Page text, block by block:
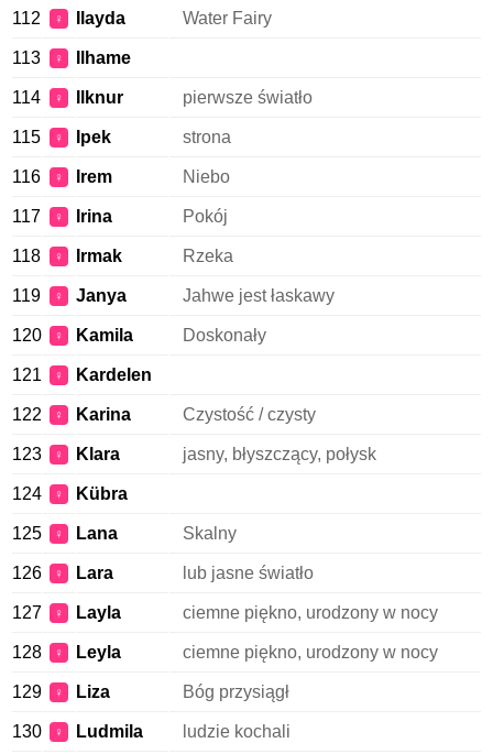
112 ♀ Ilayda Water Fairy
113 ♀ Ilhame
114 ♀ Ilknur pierwsze światło
115 ♀ Ipek strona
116 ♀ Irem Niebo
117 ♀ Irina Pokój
118 ♀ Irmak Rzeka
119 ♀ Janya Jahwe jest łaskawy
120 ♀ Kamila Doskonały
121 ♀ Kardelen
122 ♀ Karina Czystość / czysty
123 ♀ Klara jasny, błyszczący, połysk
124 ♀ Kübra
125 ♀ Lana Skalny
126 ♀ Lara lub jasne światło
127 ♀ Layla ciemne piękno, urodzony w nocy
128 ♀ Leyla ciemne piękno, urodzony w nocy
129 ♀ Liza Bóg przysiągł
130 ♀ Ludmila ludzie kochali